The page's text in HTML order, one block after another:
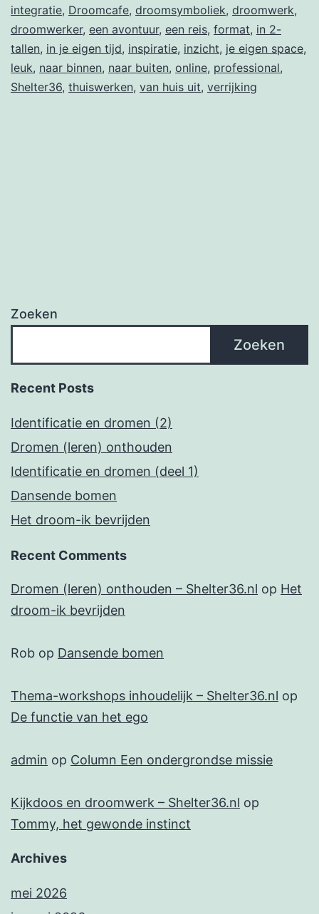
integratie, Droomcafe, droomsymboliek, droomwerk,
droomwerker, een avontuur, een reis, format, in 2-
tallen, in je eigen tijd, inspiratie, inzicht, je eigen space,
leuk, naar binnen, naar buiten, online, professional,
Shelter36, thuiswerken, van huis uit, verrijking
Zoeken
Zoeken
Recent Posts
Identificatie en dromen (2)
Dromen (leren) onthouden
Identificatie en dromen (deel 1)
Dansende bomen
Het droom-ik bevrijden
Recent Comments
Dromen (leren) onthouden – Shelter36.nl op Het
droom-ik bevrijden
Rob op Dansende bomen
Thema-workshops inhoudelijk – Shelter36.nl op
De functie van het ego
admin op Column Een ondergrondse missie
Kijkdoos en droomwerk – Shelter36.nl op
Tommy, het gewonde instinct
Archives
mei 2026